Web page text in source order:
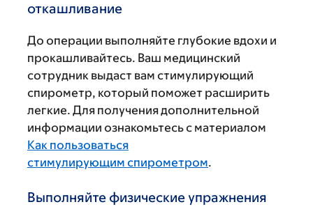
откашливание
До операции выполняйте глубокие вдохи и
прокашливайтесь. Ваш медицинский
сотрудник выдаст вам стимулирующий
спирометр, который поможет расширить
легкие. Для получения дополнительной
информации ознакомьтесь с материалом
Как пользоваться
стимулирующим спирометром.
Выполняйте физические упражнения